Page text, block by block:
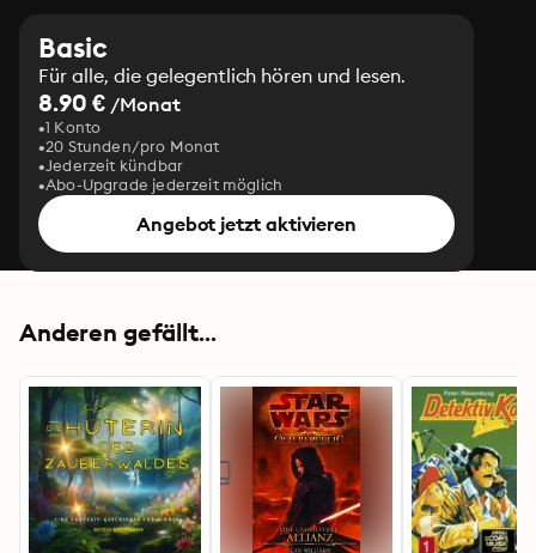
Basic
Für alle, die gelegentlich hören und lesen.
8.90 € /Monat
1 Konto
20 Stunden/pro Monat
Jederzeit kündbar
Abo-Upgrade jederzeit möglich
Angebot jetzt aktivieren
Anderen gefällt...